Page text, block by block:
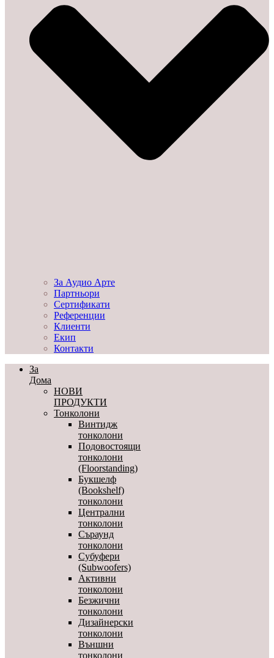
За Аудио Арте
Партньори
Сертификати
Референции
Клиенти
Екип
Контакти
За
Дома
НОВИ
ПРОДУКТИ
Тонколони
Винтидж
тонколони
Подовостоящи
тонколони
(Floorstanding)
Букшелф
(Bookshelf)
тонколони
Централни
тонколони
Съраунд
тонколони
Субуфери
(Subwoofers)
Активни
тонколони
Безжични
тонколони
Дизайнерски
тонколони
Външни
тонколони